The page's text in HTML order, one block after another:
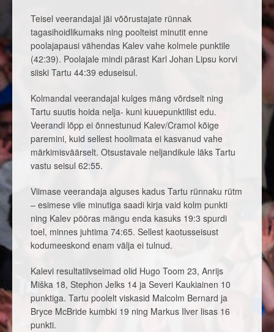
Teisel veerandajal jäi võõrustajate rünnak
tagasihoidlikumaks ning poolteist minutit enne
poolajapausi vähendas Kalev vahe kolmele punktile
(42:39). Poolajale mindi pärast Karl Johan Lipsu korvi
siiski Tartu 44:39 eduseisul.
Kolmandal veerandajal kulges mäng võrdselt ning
Tartu suutis hoida nelja- kuni kuuepunktilist edu.
Veerandi lõpp ei õnnestunud Kalev/Cramol kõige
paremini, kuid sellest hoolimata ei kasvanud vahe
märkimisväärselt. Otsustavale neljandikule läks Tartu
vastu seisul 62:55.
Viimase veerandaja alguses kadus Tartu rünnaku rütm
– esimese viie minutiga saadi kirja vaid kolm punkti
ning Kalev pööras mängu enda kasuks 19:3 spurdi
toel, minnes juhtima 74:65. Sellest kaotusseisust
kodumeeskond enam välja ei tulnud.
Kalevi resultatiivseimad olid Hugo Toom 23, Anrijs
Miška 18, Stephon Jelks 14 ja Severi Kaukiainen 10
punktiga. Tartu poolelt viskasid Malcolm Bernard ja
Bryce McBride kumbki 19 ning Markus Ilver lisas 16
punkti.